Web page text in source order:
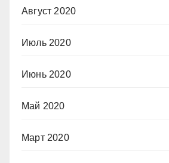
Август 2020
Июль 2020
Июнь 2020
Май 2020
Март 2020